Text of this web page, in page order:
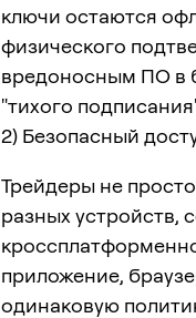
ключи остаются
физического
вредоносным ПО в
"тихого
2) Безопасный
Трейдеры не
разных устройств,
приложение,
одинаковую